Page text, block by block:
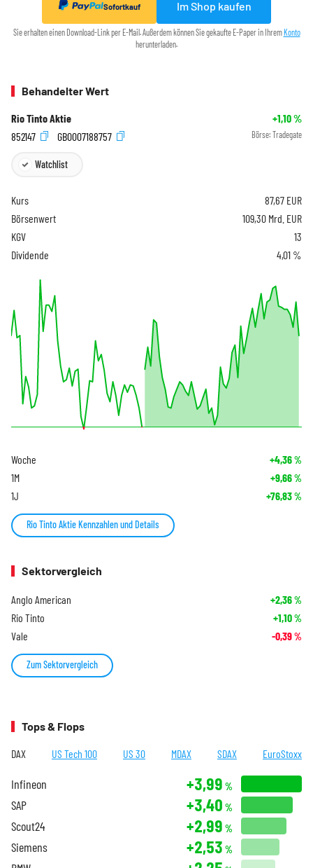
Sofortkauf Im Shop kaufen
Sie erhalten einen Download-Link per E-Mail. Außerdem können Sie gekaufte E-Paper in Ihrem Konto
herunterladen.
Behandelter Wert
Rio Tinto Aktie +1,10%
852147
GB0007188757 Börse: Tradegate
Watchlist
Kurs 87,67 EUR
Börsenwert
109,30 Mrd. EUR
KGV
13
Dividende
4,01 %
Woche +4,36%
1M +9,66%
1J +76,83%
Rio Tinto Aktie Kennzahlen und Details
Sektorvergleich
Anglo American +2,36%
Rio Tinto +1,10%
Vale -0,39%
Zum Sektorvergleich
Tops & Flops
DAX US Tech 100 US 30 MDAX SDAX EuroStoxx
Infineon +3,99 %
SAP +3,40 %
Scout24 +2,99 %
Siemens +2,53 %